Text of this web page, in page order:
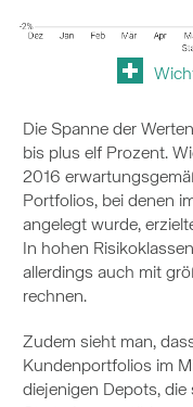
Die Spanne der
bis plus elf Prozent.
2016
Portfolios, bei denen
angelegt wurde,
In hohen
allerdings auch mit
rechnen.
Zudem sieht man,
Kundenportfolios im
diejenigen Depots,